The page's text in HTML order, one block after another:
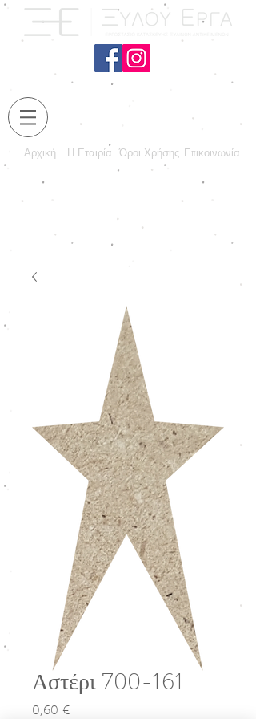
Αρχική Η Εταιρία Όροι Χρήσης Επικοινωνία
Αστέρι 700-161
0,60 €Τιμή